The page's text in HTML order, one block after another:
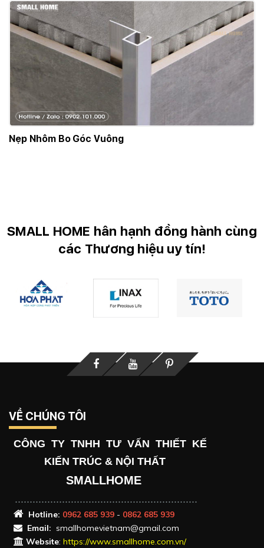
Nẹp Nhôm Bo Góc Vuông
SMALL HOME hân hạnh đồng hành cùng
các Thương hiệu uy tín!
FacebookYoutubePrinterest
VỀ CHÚNG TÔI
CÔNG TY TNHH TƯ VẤN THIẾT KẾ
KIẾN TRÚC & NỘI THẤT
SMALLHOME
..............................................................
Hotline: 0962 685 939 - 0862 685 939
Email: smallhomevietnam@gmail.com
Website: https://www.smallhome.com.vn/